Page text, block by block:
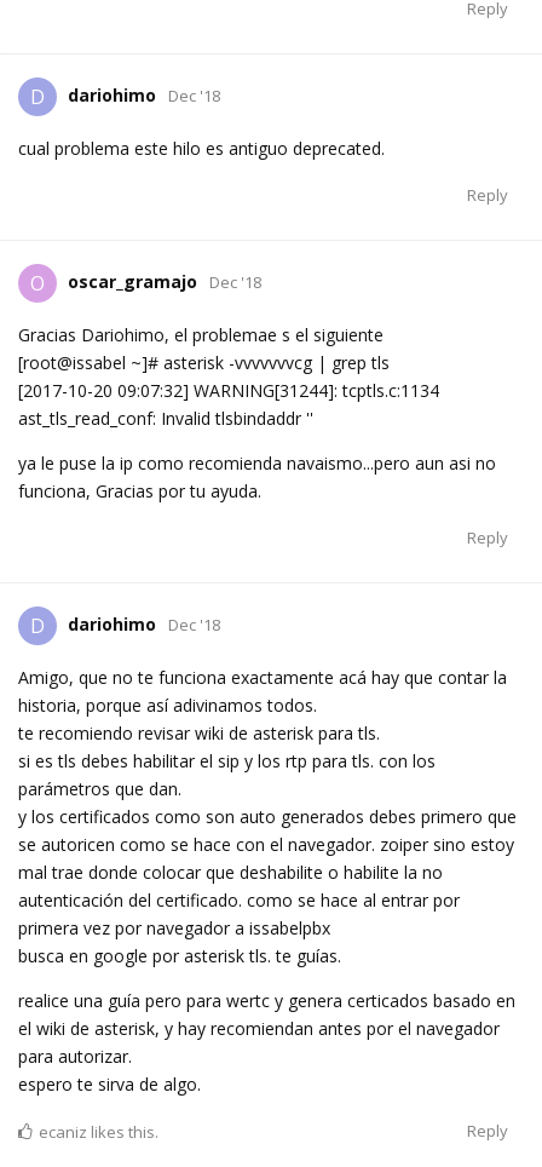
Reply
D dariohimo Dec '18
cual problema este hilo es antiguo deprecated.
Reply
O oscar_gramajo Dec '18
Gracias Dariohimo, el problemae s el siguiente
[root@issabel ~]# asterisk -vvvvvvvcg | grep tls
[2017-10-20 09:07:32] WARNING[31244]: tcptls.c:1134
ast_tls_read_conf: Invalid tlsbindaddr ''
ya le puse la ip como recomienda navaismo...pero aun asi no
funciona, Gracias por tu ayuda.
Reply
D dariohimo Dec '18
Amigo, que no te funciona exactamente acá hay que contar la
historia, porque así adivinamos todos.
te recomiendo revisar wiki de asterisk para tls.
si es tls debes habilitar el sip y los rtp para tls. con los
parámetros que dan.
y los certificados como son auto generados debes primero que
se autoricen como se hace con el navegador. zoiper sino estoy
mal trae donde colocar que deshabilite o habilite la no
autenticación del certificado. como se hace al entrar por
primera vez por navegador a issabelpbx
busca en google por asterisk tls. te guías.
realice una guía pero para wertc y genera certicados basado en
el wiki de asterisk, y hay recomiendan antes por el navegador
para autorizar.
espero te sirva de algo.
Reply
ecaniz likes this.